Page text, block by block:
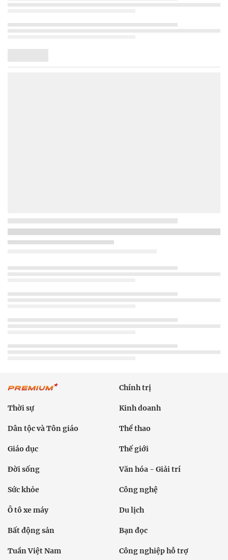
Chính trị
Thời sự Kinh doanh
Dân tộc và Tôn giáo Thể thao
Giáo dục Thế giới
Đời sống Văn hóa - Giải trí
Sức khỏe Công nghệ
Ô tô xe máy Du lịch
Bất động sản Bạn đọc
Tuần Việt Nam Công nghiệp hỗ trợ